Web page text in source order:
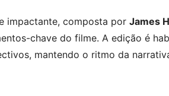
impactante, composta por James
chave do filme. A edição é
mantendo o ritmo da